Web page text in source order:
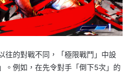
往的對戰不同，「極限戰鬥」中設
。例如，在先令對手「倒下5次」的